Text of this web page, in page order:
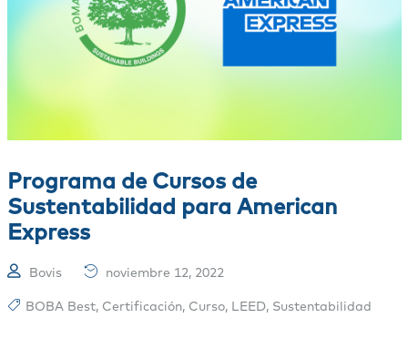
Programa de Cursos de
Sustentabilidad para American
Express
Bovis noviembre 12, 2022
BOBA Best, Certificación, Curso, LEED, Sustentabilidad